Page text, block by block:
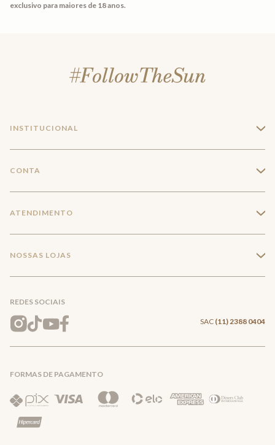
exclusivo para maiores de 18 anos.
INSTITUCIONAL +
Trabalhe conosco
Mapa do Site
CONTA +
Meus pedidos
Wishlist
ATENDIMENTO +
Entrega e Frete
Trocas e Devoluções
Política de Privacidade
NOSSAS LOJAS +
REDES SOCIAIS
SAC (11) 2388 0404
FORMAS DE PAGAMENTO